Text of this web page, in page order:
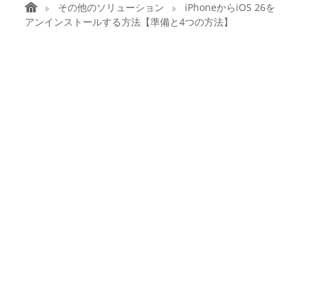
その他のソリューション
iPhoneからiOS 26を
アンインストールする方法【準備と4つの方法】